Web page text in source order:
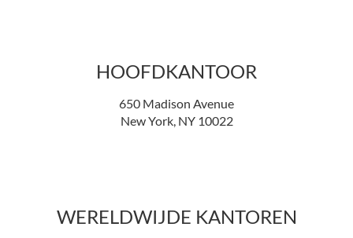
HOOFDKANTOOR
650 Madison Avenue
New York, NY 10022
WERELDWIJDE KANTOREN